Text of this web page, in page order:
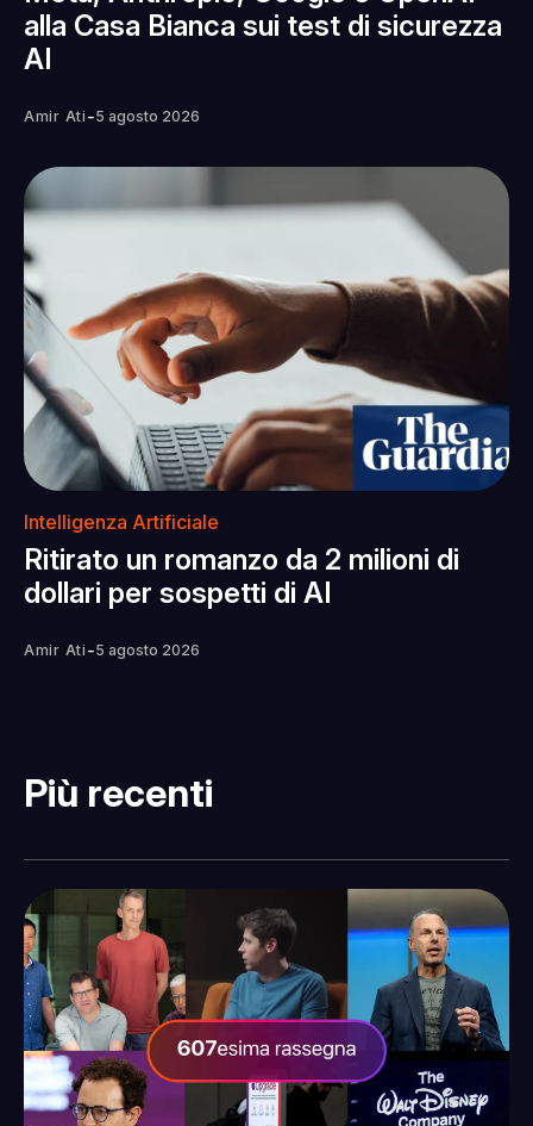
alla Casa Bianca sui test di sicurezza
AI
Amir Ati -5 agosto 2026
Intelligenza Artificiale
Ritirato un romanzo da 2 milioni di
dollari per sospetti di AI
Amir Ati -5 agosto 2026
Più recenti